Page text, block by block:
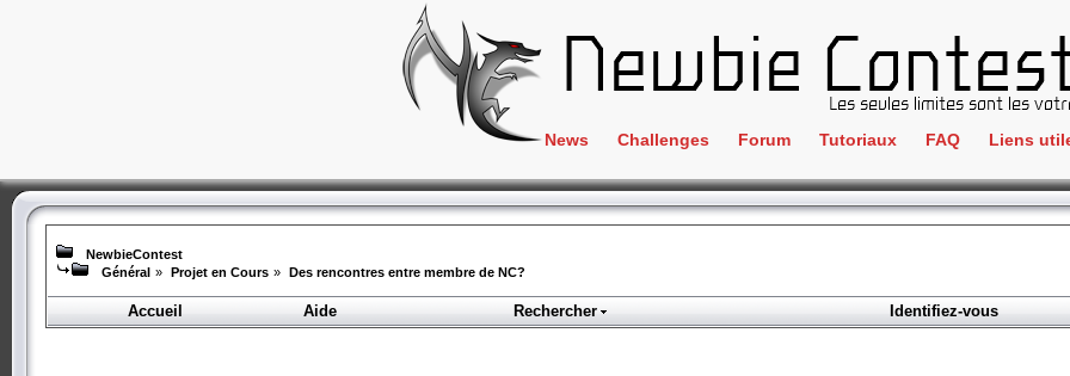
News Challenges
Crackme
ClientSide
Forensics
Forum Tutoriaux FAQ Liens
IRC
NewbieContest
Général » Projet en Cours » Des rencontres entre membre de NC?
Accueil
Aide Rechercher Identifiez-vous